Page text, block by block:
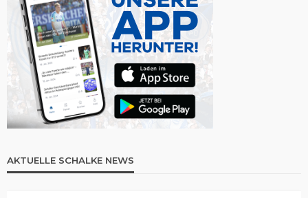
AKTUELLE SCHALKE NEWS